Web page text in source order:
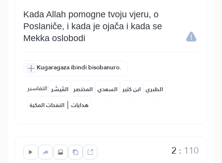
Kada Allah pomogne tvoju vjeru, o
Poslaniče, i kada je ojača i kada se
Mekka oslobodi
Kugaragaza ibindi bisobanuro.
التفاسير: المُيسَّر المختصر السعدي ابن كثير الطبري
النفحات المكية | هدايات
2 : 110